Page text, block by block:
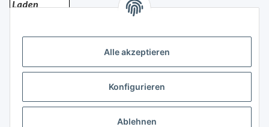
Alle akzeptieren
Konfigurieren
Ablehnen